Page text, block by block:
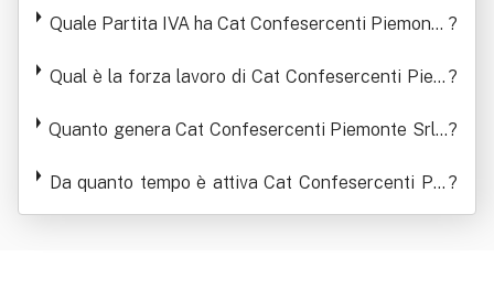
Imprese
Quale Partita IVA ha Cat Confesercenti Piemonte ?
Qual è la forza lavoro di Cat Confesercenti Piem
ese
?
Quanto genera Cat Confesercenti Piemonte Srl -
mini di ricavi
?
Da quanto tempo è attiva Cat Confesercenti Pie
monte Srl - Centro Di Assistenza Tecnica Alle Im
?